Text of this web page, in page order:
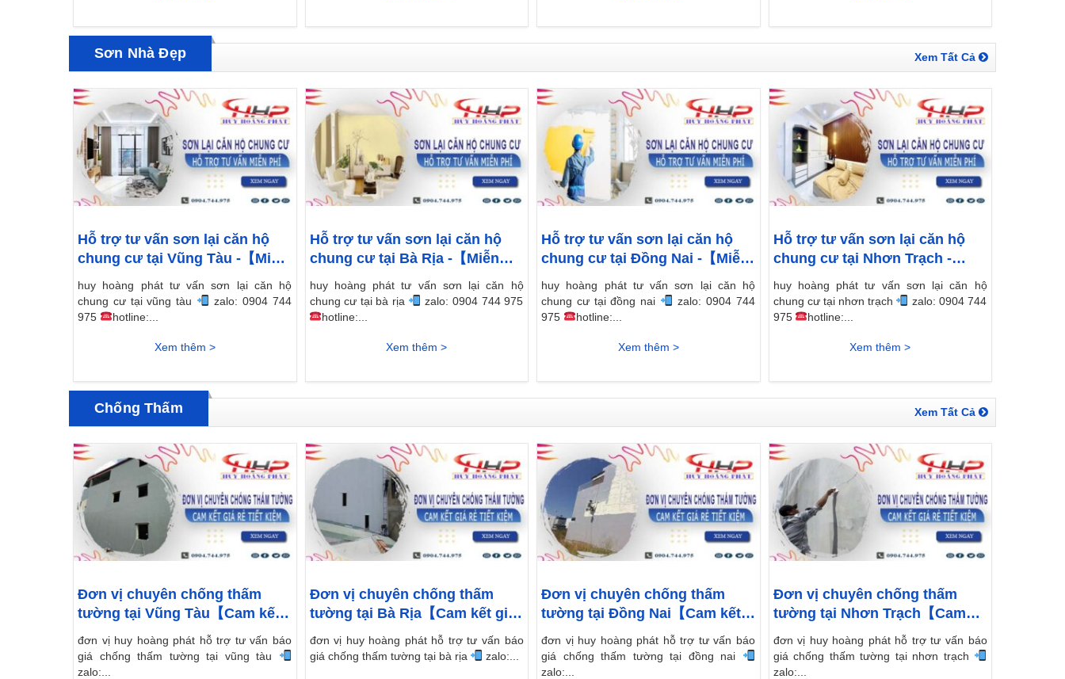
Sơn Nhà Đẹp Xem Tất Cả
Hỗ trợ tư vấn sơn lại căn hộ
chung cư tại Vũng Tàu -【Miễn
huy hoàng phát tư vấn sơn lại căn hộ
chung cư tại vũng tàu
zalo: 0904 744
975
hotline:...
Xem thêm >
Hỗ trợ tư vấn sơn lại căn hộ
chung cư tại Bà Rịa -【Miễn
huy hoàng phát tư vấn sơn lại căn hộ
chung cư tại bà rịa
hotline:...
Xem thêm >
Hỗ trợ tư vấn sơn lại căn hộ
chung cư tại Đồng Nai -【Miễn
huy hoàng phát tư vấn sơn lại căn hộ
chung cư tại đồng nai
zalo: 0904 744
975
hotline:...
Xem thêm >
Hỗ trợ tư vấn sơn lại căn hộ
chung cư tại Nhơn Trạch -
huy hoàng phát tư vấn sơn lại căn hộ
chung cư tại nhơn trạch
zalo: 0904 744
975
hotline:...
Xem thêm >
Chống Thấm Xem Tất Cả
Đơn vị chuyên chống thấm
tường tại Vũng Tàu【Cam kết
đơn vị huy hoàng phát hỗ trợ tư vấn báo
giá chống thấm tường tại vũng tàu
zalo:...
Đơn vị chuyên chống thấm
tường tại Bà Rịa【Cam kết giá
đơn vị huy hoàng phát hỗ trợ tư vấn báo
giá chống thấm tường tại bà rịa
zalo:...
Đơn vị chuyên chống thấm
tường tại Đồng Nai【Cam kết
đơn vị huy hoàng phát hỗ trợ tư vấn báo
giá chống thấm tường tại đồng nai
zalo:...
Đơn vị chuyên chống thấm
tường tại Nhơn Trạch【Cam
đơn vị huy hoàng phát hỗ trợ tư vấn báo
giá chống thấm tường tại nhơn trạch
zalo:...